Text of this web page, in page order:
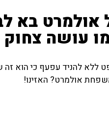
אולמרט בא
עושה
להניד עפעף כי הוא זה
אולמרט? האזינו!